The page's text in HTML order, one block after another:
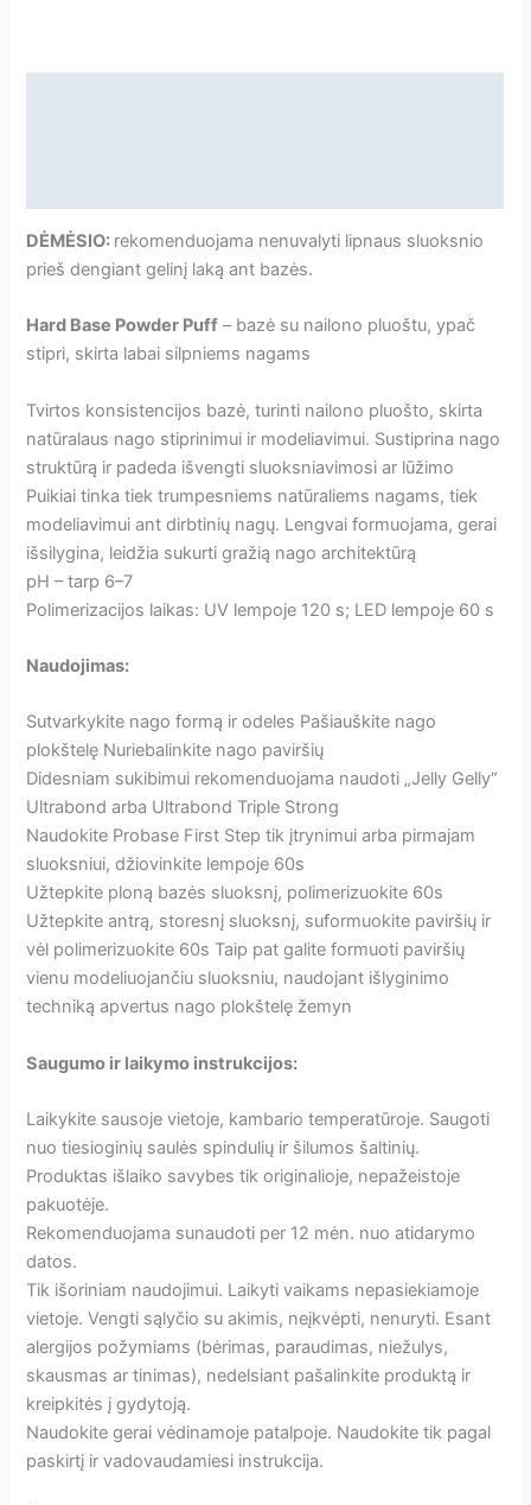
DĖMĖSIO: rekomenduojama nenuvalyti lipnaus sluoksnio
prieš dengiant gelinį laką ant bazės.
Hard Base Powder Puff – bazė su nailono pluoštu, ypač
stipri, skirta labai silpniems nagams
Tvirtos konsistencijos bazė, turinti nailono pluošto, skirta
natūralaus nago stiprinimui ir modeliavimui. Sustiprina nago
struktūrą ir padeda išvengti sluoksniavimosi ar lūžimo
Puikiai tinka tiek trumpesniems natūraliems nagams, tiek
modeliavimui ant dirbtinių nagų. Lengvai formuojama, gerai
išsilygina, leidžia sukurti gražią nago architektūrą
pH – tarp 6–7
Polimerizacijos laikas: UV lempoje 120 s; LED lempoje 60 s
Naudojimas:
Sutvarkykite nago formą ir odeles Pašiauškite nago
plokštelę Nuriebalinkite nago paviršių
Didesniam sukibimui rekomenduojama naudoti „Jelly Gelly“
Ultrabond arba Ultrabond Triple Strong
Naudokite Probase First Step tik įtrynimui arba pirmajam
sluoksniui, džiovinkite lempoje 60s
Užtepkite ploną bazės sluoksnį, polimerizuokite 60s
Užtepkite antrą, storesnį sluoksnį, suformuokite paviršių ir
vėl polimerizuokite 60s Taip pat galite formuoti paviršių
vienu modeliuojančiu sluoksniu, naudojant išlyginimo
techniką apvertus nago plokštelę žemyn
Saugumo ir laikymo instrukcijos:
Laikykite sausoje vietoje, kambario temperatūroje. Saugoti
nuo tiesioginių saulės spindulių ir šilumos šaltinių.
Produktas išlaiko savybes tik originalioje, nepažeistoje
pakuotėje.
Rekomenduojama sunaudoti per 12 mėn. nuo atidarymo
datos.
Tik išoriniam naudojimui. Laikyti vaikams nepasiekiamoje
vietoje. Vengti sąlyčio su akimis, neįkvėpti, nenuryti. Esant
alergijos požymiams (bėrimas, paraudimas, niežulys,
skausmas ar tinimas), nedelsiant pašalinkite produktą ir
kreipkitės į gydytoją.
Naudokite gerai vėdinamoje patalpoje. Naudokite tik pagal
paskirtį ir vadovaudamiesi instrukcija.